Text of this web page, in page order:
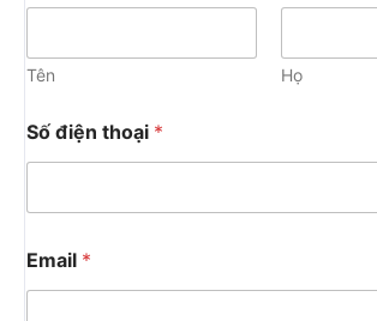
Tên Họ
Số điện thoại *
Email *